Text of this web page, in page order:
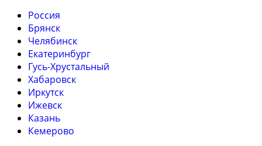
Россия
Брянск
Челябинск
Екатеринбург
Гусь-Хрустальный
Хабаровск
Иркутск
Ижевск
Казань
Кемерово